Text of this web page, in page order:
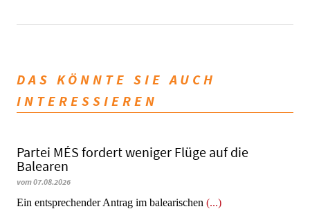
DAS KÖNNTE SIE AUCH
INTERESSIEREN
Partei MÉS fordert weniger Flüge auf die
Balearen
vom 07.08.2026
Ein entsprechender Antrag im balearischen (...)